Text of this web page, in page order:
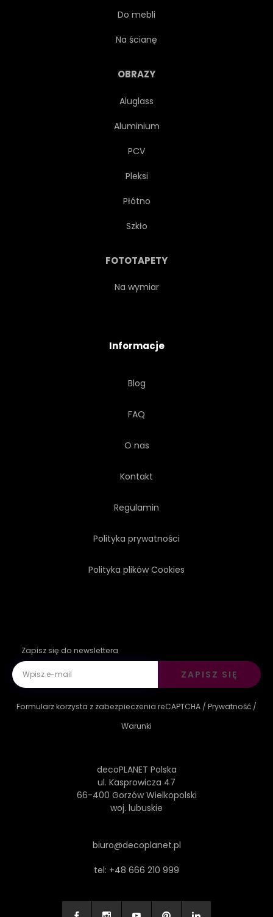
Do mebli
Na ścianę
OBRAZY
Aluglass
Aluminium
PCV
Pleksi
Płótno
Szkło
FOTOTAPETY
Na wymiar
Informacje
Blog
FAQ
O nas
Kontakt
Regulamin
Polityka prywatności
Polityka plików Cookies
Zapisz się do newslettera
ZAPISZ SIĘ
Formularz korzysta z zabezpieczenia reCAPTCHA / Prywatność /
Warunki
decoPLANET Polska
ul. Kasprowicza 47
66-400 Gorzów Wielkopolski
woj. lubuskie
biuro@decoplanet.pl
tel: +48 666 210 999